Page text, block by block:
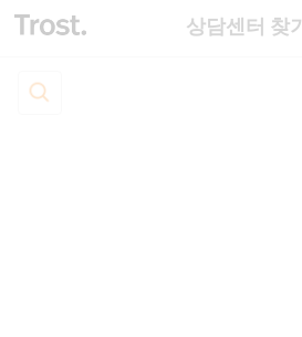
상담센터 찾기